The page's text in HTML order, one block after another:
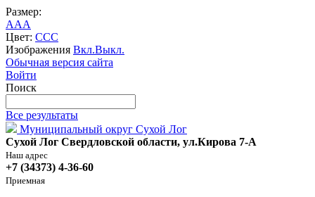
Размер:
AAA
Цвет: CCC
Изображения Вкл.Выкл.
Обычная версия сайта
Войти
Поиск
Все результаты
Муниципальный округ Сухой Лог
Сухой Лог Свердловской области, ул.Кирова 7-А
Наш адрес
+7 (34373) 4-36-60
Приемная